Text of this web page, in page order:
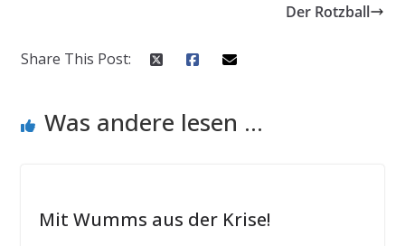
Der Rotzball
Share This Post:
Was andere lesen ...
Mit Wumms aus der Krise!